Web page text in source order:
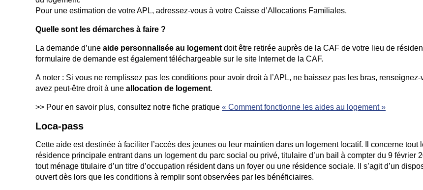
Pour une estimation de votre APL, adressez-vous à votre Caisse d’Allocations Familiales.
Quelle sont les démarches à faire ?
La demande d’une aide personnalisée au logement doit être retirée auprès de la CAF de votre lieu de
formulaire de demande est également téléchargeable sur le site Internet de la CAF.
A noter : Si vous ne remplissez pas les conditions pour avoir droit à l’APL, ne baissez pas les bras,
avez peut-être droit à une allocation de logement.
>> Pour en savoir plus, consultez notre fiche pratique « Comment fonctionne les aides au logement »
Loca-pass
Cette aide est destinée à faciliter l’accès des jeunes ou leur maintien dans un logement locatif. Il concerne tout
résidence principale entrant dans un logement du parc social ou privé, titulaire d’un bail à compter du 9 février
tout ménage titulaire d’un titre d’occupation résident dans un foyer ou une résidence sociale. Il s’agit d’un
ouvert dès lors que les conditions à remplir sont observées par les bénéficiaires.